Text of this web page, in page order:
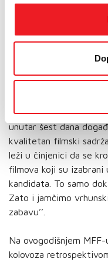
Nazočnim
Robert Bubalo,
Mediteranu
uspjelom
nam odmah pokazuje
unutar šest dana
kvalitetan filmski
leži u činjenici da se
filmova koji su izabrani
kandidata. To samo
Zato i jamčimo
zabavu’’.
Na ovogodišnjem
kolovoza